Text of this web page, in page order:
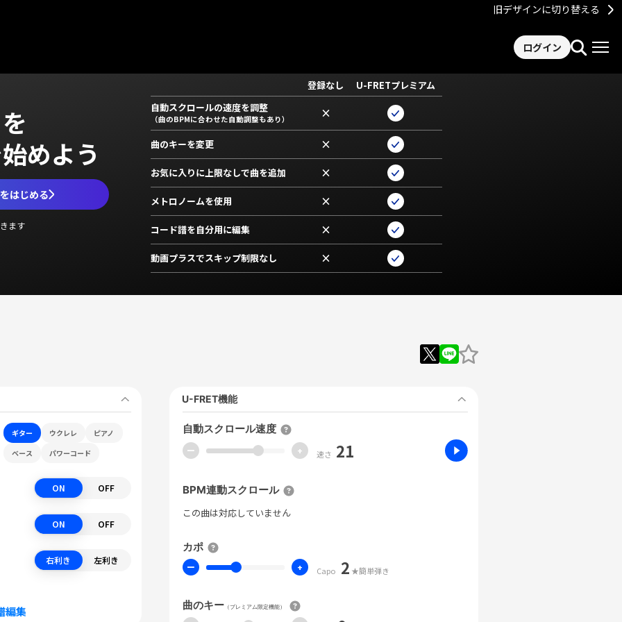
旧デザインに切り替える
ログイン
めよう
はじめる
ます
登録なし
U-FRETプレミアム
自動スクロールの速度を調整
（曲のBPMに合わせた自動調整もあり） ×
曲のキーを変更 ×
お気に入りに上限なしで曲を追加 ×
メトロノームを使用 ×
コード譜を自分用に編集 ×
動画プラスでスキップ制限なし ×
ギター ウクレレ
ピアノ
ベース
パワーコード
ON OFF
ON OFF
右利き 左利き
編集
U-FRET機能
自動スクロール速度
ー + 速さ 21
BPM連動スクロール
この曲は対応していません
カポ
ー + Capo 2 ★簡単弾き
曲のキー （プレミアム限定機能）